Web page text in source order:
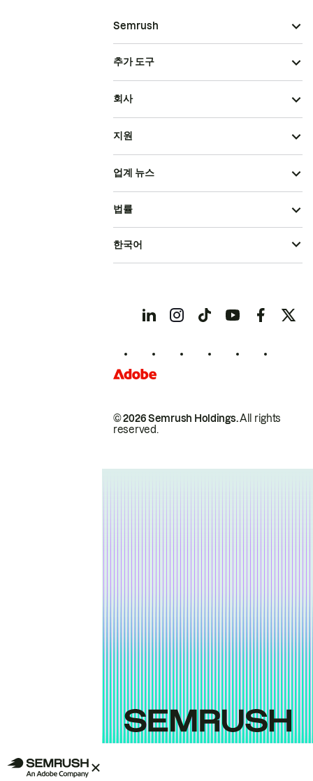
Semrush
추가 도구
회사
지원
업계 뉴스
© 2026 Semrush Holdings.All rights
reserved.
법률
한국어